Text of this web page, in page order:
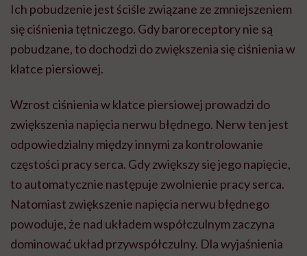
Ich pobudzenie jest ściśle związane ze zmniejszeniem
się ciśnienia tętniczego. Gdy baroreceptory nie są
pobudzane, to dochodzi do zwiększenia się ciśnienia w
klatce piersiowej.
Wzrost ciśnienia w klatce piersiowej prowadzi do
zwiększenia napięcia nerwu błędnego. Nerw ten jest
odpowiedzialny między innymi za kontrolowanie
częstości pracy serca. Gdy zwiększy się jego napięcie,
to automatycznie następuje zwolnienie pracy serca.
Natomiast zwiększenie napięcia nerwu błędnego
powoduje, że nad układem współczulnym zaczyna
dominować układ przywspółczulny. Dla wyjaśnienia